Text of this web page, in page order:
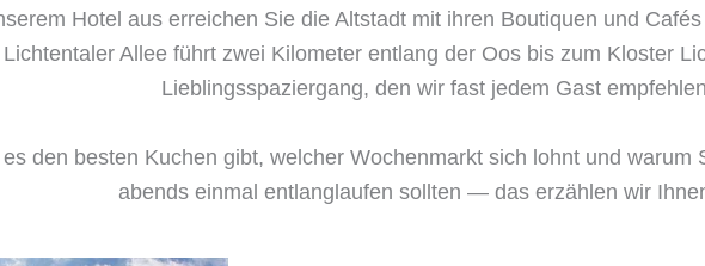
Hotel aus erreichen Sie die Altstadt mit ihren Boutiquen und
Lichtentaler Allee führt zwei Kilometer entlang der Oos bis zum Kloster
Lieblingsspaziergang, den wir fast jedem Gast
den besten Kuchen gibt, welcher Wochenmarkt sich lohnt und warum
abends einmal entlanglaufen sollten — das erzählen wir